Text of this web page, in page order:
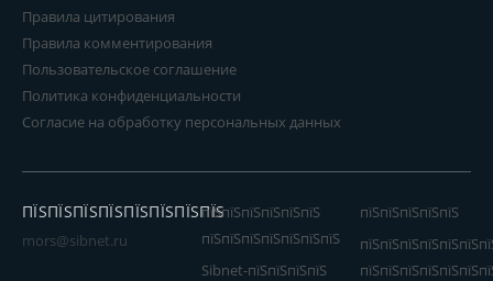
Правила цитирования
Правила комментирования
Пользовательское соглашение
Политика конфиденциальности
Согласие на обработку персональных данных
ПЇЅПЇЅПЇЅПЇЅПЇЅПЇЅПЇЅПЇЅ
mors@sibnet.ru
пїЅпїЅпїЅпїЅпїЅпїЅ
пїЅпїЅпїЅпїЅпїЅпїЅпїЅ
Sibnet-пїЅпїЅпїЅпїЅ
пїЅпїЅпїЅпїЅпїЅ